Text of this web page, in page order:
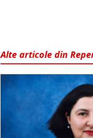
Alte articole din